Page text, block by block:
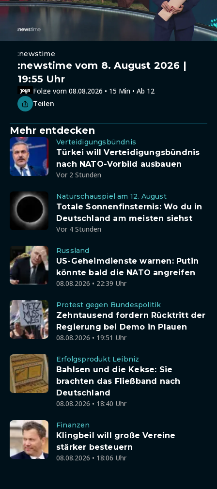
:newstime
:newstime vom 8. August 2026 |
19:55 Uhr
Folge vom 08.08.2026 • 15 Min • Ab 12
Teilen
Mehr entdecken
Verteidigungsbündnis
Türkei will Verteidigungsbündnis
nach NATO-Vorbild ausbauen
Vor 2 Stunden
Naturschauspiel am 12. August
Totale Sonnenfinsternis: Wo du in
Deutschland am meisten siehst
Vor 4 Stunden
Russland
US-Geheimdienste warnen: Putin
könnte bald die NATO angreifen
08.08.2026 • 22:39 Uhr
Protest gegen Bundespolitik
Zehntausend fordern Rücktritt der
Regierung bei Demo in Plauen
08.08.2026 • 19:51 Uhr
Erfolgsprodukt Leibniz
Bahlsen und die Kekse: Sie
brachten das Fließband nach
Deutschland
08.08.2026 • 18:40 Uhr
Finanzen
Klingbeil will große Vereine
stärker besteuern
08.08.2026 • 18:06 Uhr